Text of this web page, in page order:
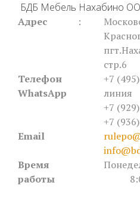
БДБ Мебель Нахабино
Адрес
:
стр.6
Телефон
WhatsApp
+7
линия
+7
+7
Email
Время
работы
8:00